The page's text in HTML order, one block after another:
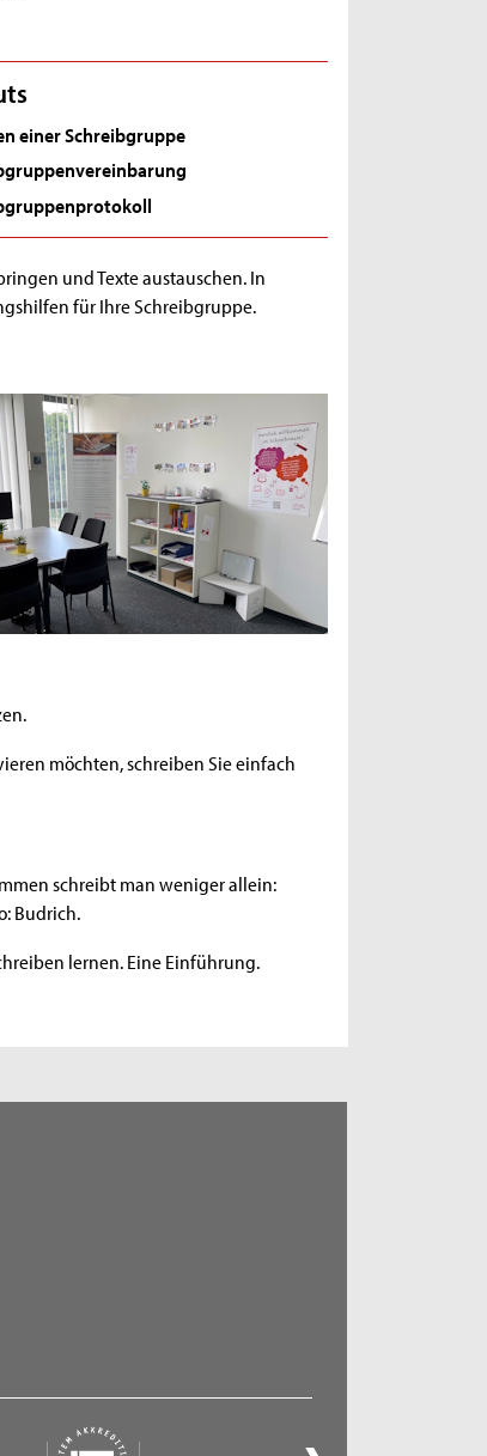
einer Schreibgruppe
und Texte austauschen. In
für Ihre Schreibgruppe.
möchten, schreiben Sie einfach
schreibt man weniger allein:
Budrich.
lernen. Eine Einführung.